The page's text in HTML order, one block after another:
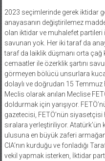
2023 seçimlerinde gerek iktidar
anayasanın değiştirilemez
olan iktidar ve muhalefet partileri
savunan yok. Her iki taraf da
taraf da laiklik düşmanı orta çağ
cemaatler ile özerklik şartını
görmeyen bölücü unsurlara
dolaylı ve doğrudan 15 Temmuz
Meclis olarak anılan Meclise
doldurmak için yarışıyor.
gazetecisi, FETÖ’nün
sıralara yerleştiriliyor.
ulusuna en büyük zaferi
CIA’nın kurduğu ve fonladığı
vekil yapmak isterken, İktidar